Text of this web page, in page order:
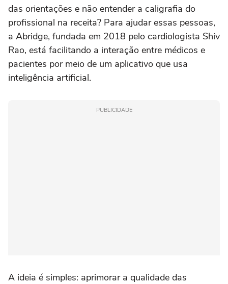
das orientações e não entender a caligrafia do
profissional na receita? Para ajudar essas pessoas,
a Abridge, fundada em 2018 pelo cardiologista Shiv
Rao, está facilitando a interação entre médicos e
pacientes por meio de um aplicativo que usa
inteligência artificial.
PUBLICIDADE
A ideia é simples: aprimorar a qualidade das